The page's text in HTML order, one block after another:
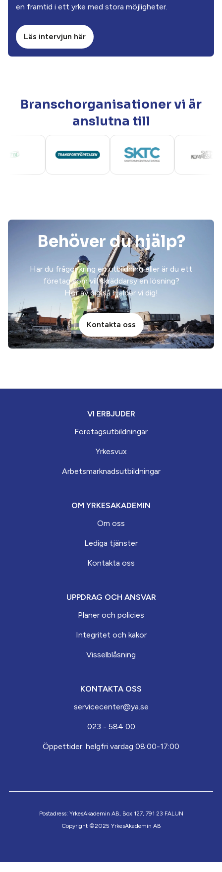
en framtid i ett yrke med stora möjligheter.
Läs intervjun här
Branschorganisationer vi är
anslutna till
Behöver du hjälp?
Har du frågor kring en utbildning eller är du ett
företag som vill skräddarsy en lösning?
Hör av dig så hjälper vi dig!
Kontakta oss
VI ERBJUDER
Företagsutbildningar
Yrkesvux
Arbets­marknads­­utbildningar
OM YRKESAKADEMIN
Om oss
Lediga tjänster
Kontakta oss
UPPDRAG OCH ANSVAR
Planer och policies
Integritet och kakor
Visselblåsning
KONTAKTA OSS
servicecenter@ya.se
023 - 584 00
Öppettider: helgfri vardag 08:00-17:00
Copyright ©2025 YrkesAkademin AB
Postadress: YrkesAkademin AB, Box 127, 791 23 FALUN